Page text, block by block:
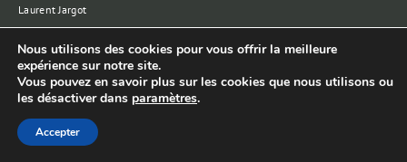
Laurent Jargot
© Copyright 2025. All Rights Reserved. SARL au capital de 8000 €
– SIRET : 48535509300017 – APE : 3109 BA
Nous utilisons des cookies pour vous offrir la meilleure
expérience sur notre site.
Vous pouvez en savoir plus sur les cookies que nous utilisons ou
les désactiver dans paramètres.
Accepter